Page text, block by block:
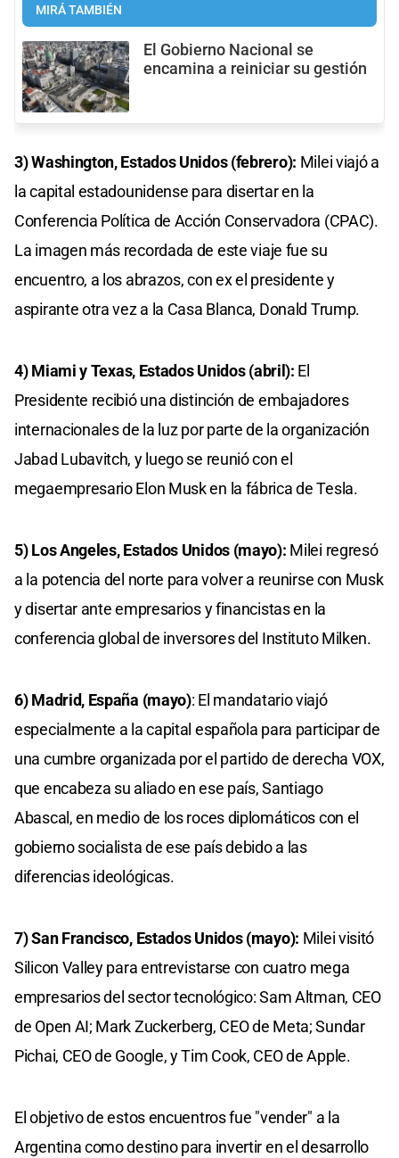
MIRÁ TAMBIÉN
El Gobierno Nacional se
encamina a reiniciar su gestión
3) Washington, Estados Unidos (febrero): Milei viajó a
la capital estadounidense para disertar en la
Conferencia Política de Acción Conservadora (CPAC).
La imagen más recordada de este viaje fue su
encuentro, a los abrazos, con ex el presidente y
aspirante otra vez a la Casa Blanca, Donald Trump.
4) Miami y Texas, Estados Unidos (abril): El
Presidente recibió una distinción de embajadores
internacionales de la luz por parte de la organización
Jabad Lubavitch, y luego se reunió con el
megaempresario Elon Musk en la fábrica de Tesla.
5) Los Angeles, Estados Unidos (mayo): Milei regresó
a la potencia del norte para volver a reunirse con Musk
y disertar ante empresarios y financistas en la
conferencia global de inversores del Instituto Milken.
6) Madrid, España (mayo): El mandatario viajó
especialmente a la capital española para participar de
una cumbre organizada por el partido de derecha VOX,
que encabeza su aliado en ese país, Santiago
Abascal, en medio de los roces diplomáticos con el
gobierno socialista de ese país debido a las
diferencias ideológicas.
7) San Francisco, Estados Unidos (mayo): Milei visitó
Silicon Valley para entrevistarse con cuatro mega
empresarios del sector tecnológico: Sam Altman, CEO
de Open AI; Mark Zuckerberg, CEO de Meta; Sundar
Pichai, CEO de Google, y Tim Cook, CEO de Apple.
El objetivo de estos encuentros fue "vender" a la
Argentina como destino para invertir en el desarrollo